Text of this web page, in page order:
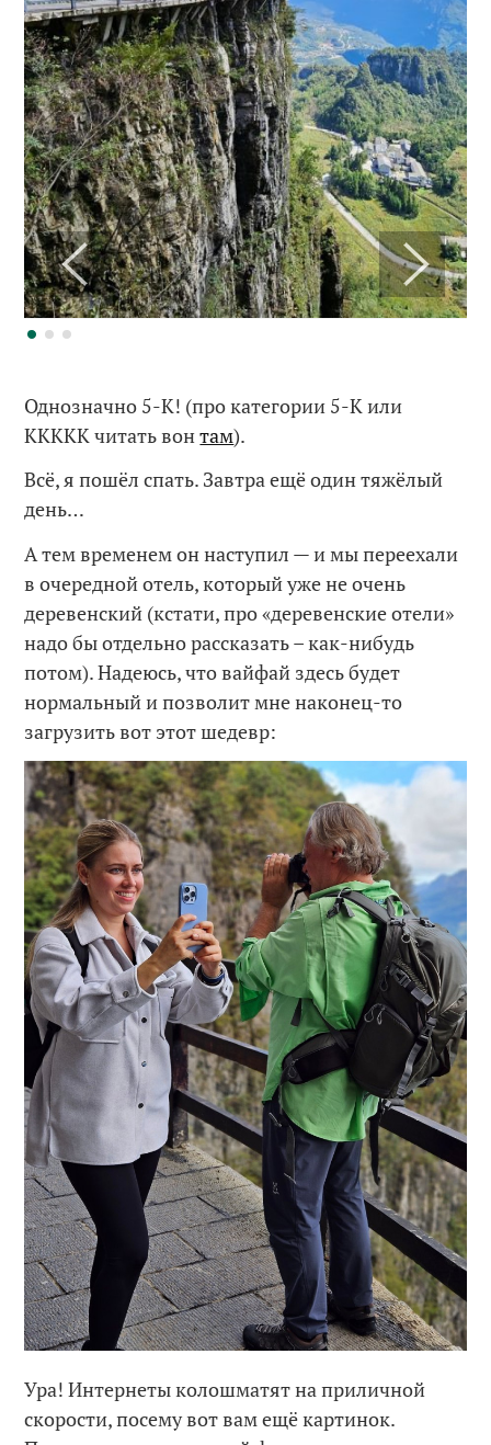
Однозначно 5-К! (про категории 5-К или
ККККК читать вонтам).
Всё, я пошёл спать. Завтра ещё один тяжёлый
день…
А тем временем он наступил — и мы переехали
в очередной отель, который уже не очень
деревенский (кстати, про «деревенские отели»
надо бы отдельно рассказать – как-нибудь
потом). Надеюсь, что вайфай здесь будет
нормальный и позволит мне наконец-то
загрузить вот этот шедевр:
Ура! Интернеты колошматят на приличной
скорости, посему вот вам ещё картинок.